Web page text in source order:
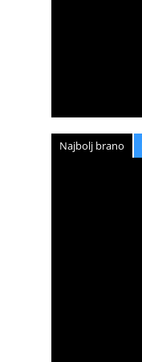
Najbolj brano